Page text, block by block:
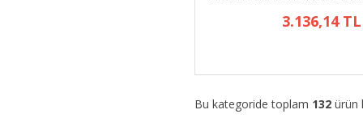
3.136,14 TL
Bu kategoride toplam 132 ürün